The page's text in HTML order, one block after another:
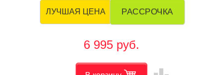
ЛУЧШАЯ ЦЕНА РАССРОЧКА
6 995 руб.